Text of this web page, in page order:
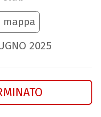
mappa
2025